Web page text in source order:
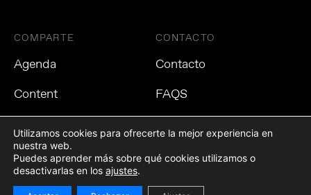
COMPARTE
Agenda
Content
CONTACTO
Contacto
FAQS
Política de privacidad Política de cookies Aviso Legal
Utilizamos cookies para ofrecerte la mejor experiencia en
nuestra web.
Puedes aprender más sobre qué cookies utilizamos o
desactivarlas en los ajustes.